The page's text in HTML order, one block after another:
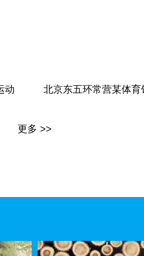
动 北京东五环常营某体育
更多 >>